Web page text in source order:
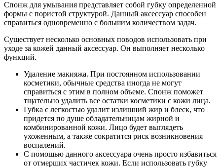
Спонж для умывания представляет собой губку определенной
формы с пористой структурой. Данный аксессуар способен
справиться одновременно с большим количеством задач.
Существует несколько основных поводов использовать при
уходе за кожей данный аксессуар. Он выполняет несколько
функций.
Удаление макияжа. При постоянном использовании
косметики, обычные средства иногда не могут
справиться с этим в полном объеме. Спонж поможет
тщательно удалить все остатки косметики с кожи лица.
Губка с легкостью удалит излишний жир и блеск, что
придется по душе обладательницам жирной и
комбинированной кожи. Лицо будет выглядеть
ухоженным, а также сократится риск возникновения
воспалений.
С помощью данного аксессуара очень просто избавиться
от отмерших частичек кожи. Если использовать губку